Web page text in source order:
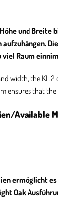
und Breite
viel Raum
width, the
ensures that
Available
ermöglicht
Oak